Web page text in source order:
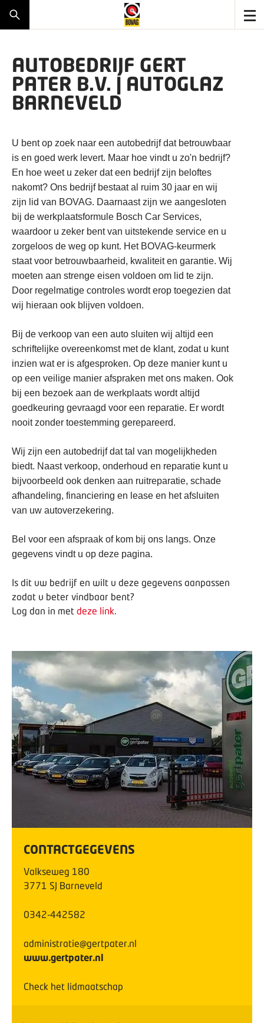
AUTOBEDRIJF GERT
PATER B.V. | AUTOGLAZ
BARNEVELD
U bent op zoek naar een autobedrijf dat betrouwbaar
is en goed werk levert. Maar hoe vindt u zo'n bedrijf?
En hoe weet u zeker dat een bedrijf zijn beloftes
nakomt? Ons bedrijf bestaat al ruim 30 jaar en wij
zijn lid van BOVAG. Daarnaast zijn we aangesloten
bij de werkplaatsformule Bosch Car Services,
waardoor u zeker bent van uitstekende service en u
zorgeloos de weg op kunt. Het BOVAG-keurmerk
staat voor betrouwbaarheid, kwaliteit en garantie. Wij
moeten aan strenge eisen voldoen om lid te zijn.
Door regelmatige controles wordt erop toegezien dat
wij hieraan ook blijven voldoen.
Bij de verkoop van een auto sluiten wij altijd een
schriftelijke overeenkomst met de klant, zodat u kunt
inzien wat er is afgesproken. Op deze manier kunt u
op een veilige manier afspraken met ons maken. Ook
bij een bezoek aan de werkplaats wordt altijd
goedkeuring gevraagd voor een reparatie. Er wordt
nooit zonder toestemming gerepareerd.
Wij zijn een autobedrijf dat tal van mogelijkheden
biedt. Naast verkoop, onderhoud en reparatie kunt u
bijvoorbeeld ook denken aan ruitreparatie, schade
afhandeling, financiering en lease en het afsluiten
van uw autoverzekering.
Bel voor een afspraak of kom bij ons langs. Onze
gegevens vindt u op deze pagina.
Is dit uw bedrijf en wilt u deze gegevens aanpassen
zodat u beter vindbaar bent?
Log dan in met deze link.
CONTACTGEGEVENS
Valkseweg 180
3771 SJ Barneveld
0342-442582
administratie@gertpater.nl
www.gertpater.nl
Check het lidmaatschap